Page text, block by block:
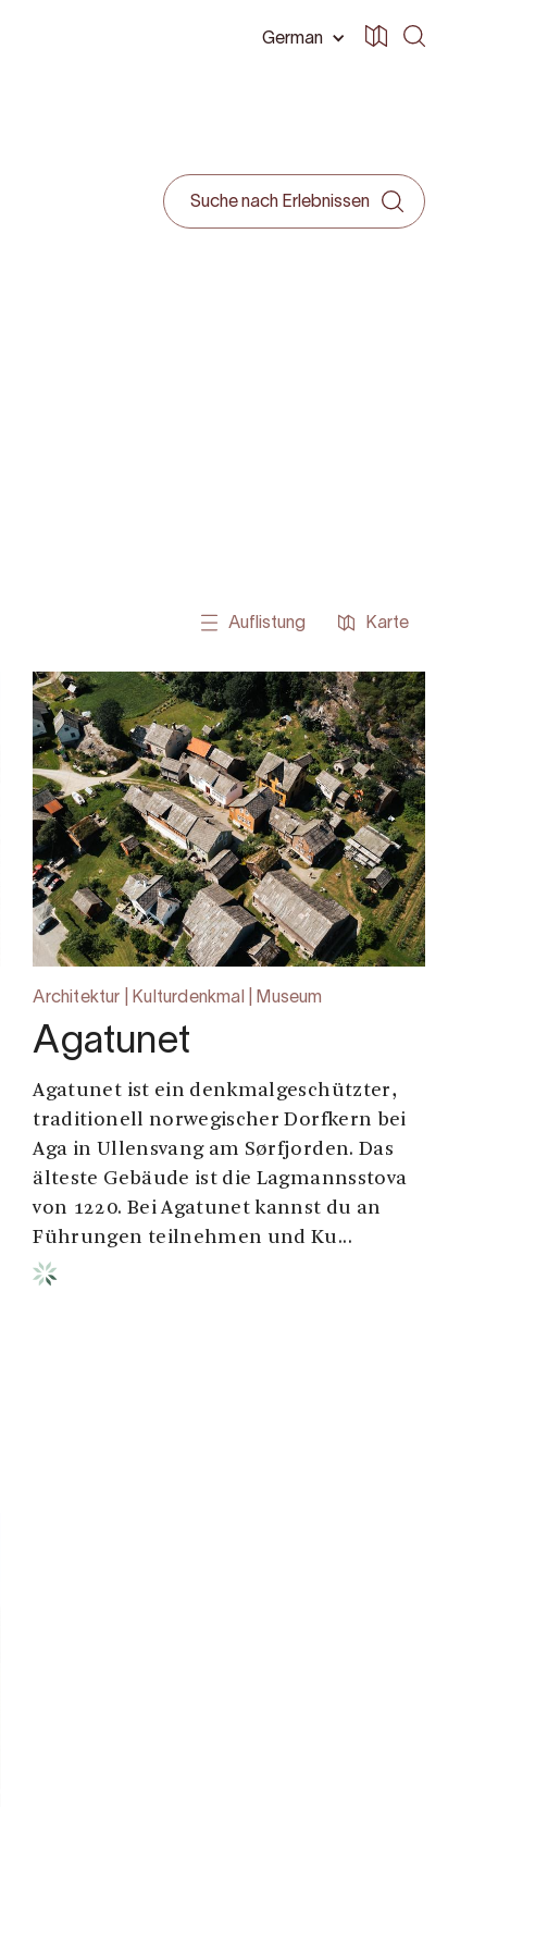
German
Auflistung Karte
Architektur | Kulturdenkmal | Museum
Agatunet
Agatunet ist ein denkmalgeschützter,
traditionell norwegischer Dorfkern bei
Aga in Ullensvang am Sørfjorden. Das
älteste Gebäude ist die Lagmannsstova
von 1220. Bei Agatunet kannst du an
Führungen teilnehmen und Ku...